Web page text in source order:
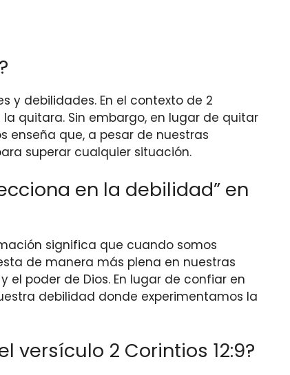
y debilidades. En el contexto de 2
quitara. Sin embargo, en lugar de quitar
enseña que, a pesar de nuestras
superar cualquier situación.
en la debilidad” en
significa que cuando somos
de manera más plena en nuestras
poder de Dios. En lugar de confiar en
debilidad donde experimentamos la
versículo 2 Corintios 12:9?